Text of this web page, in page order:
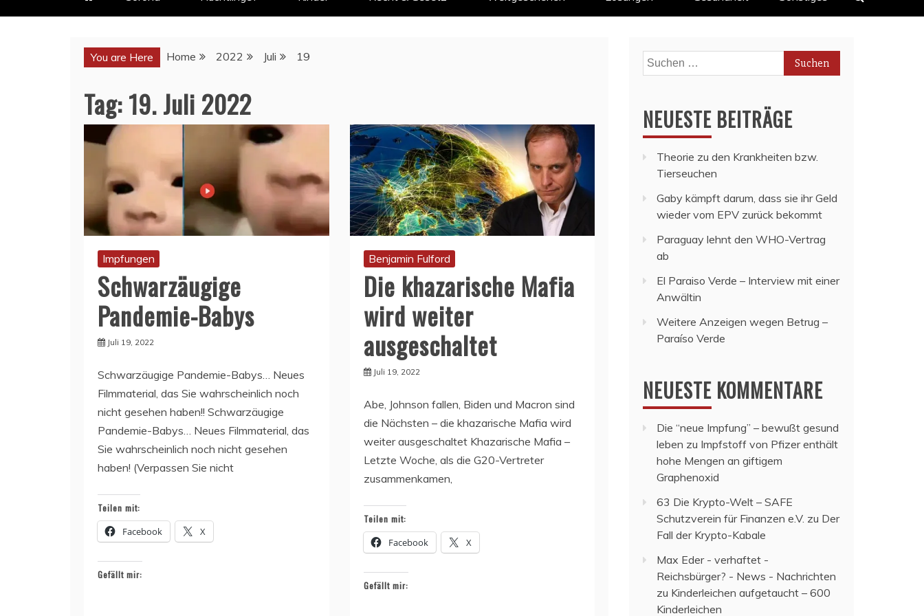
You are Here Home 2022 Juli 19
Tag:19. Juli 2022
Impfungen
Schwarzäugige
Pandemie-Babys
Juli 19, 2022
Schwarzäugige Pandemie-Babys… Neues
Filmmaterial, das Sie wahrscheinlich noch
nicht gesehen haben!! Schwarzäugige
Pandemie-Babys… Neues Filmmaterial, das
Sie wahrscheinlich noch nicht gesehen
haben! (Verpassen Sie nicht
Teilen mit:
Facebook X
Gefällt mir:
Benjamin Fulford
Die khazarische Mafia
wird weiter
ausgeschaltet
Juli 19, 2022
Abe, Johnson fallen, Biden und Macron sind
die Nächsten – die khazarische Mafia wird
weiter ausgeschaltet Khazarische Mafia –
Letzte Woche, als die G20-Vertreter
zusammenkamen,
Teilen mit:
Facebook X
Gefällt mir:
Suchen
nach:
NEUESTE BEITRÄGE
Theorie zu den Krankheiten bzw.
Tierseuchen
Gaby kämpft darum, dass sie ihr Geld
wieder vom EPV zurück bekommt
Paraguay lehnt den WHO-Vertrag
ab
El Paraiso Verde – Interview mit einer
Anwältin
Weitere Anzeigen wegen Betrug –
Paraíso Verde
NEUESTE KOMMENTARE
Die “neue Impfung” – bewußt gesund
leben zu Impfstoff von Pfizer enthält
hohe Mengen an giftigem
Graphenoxid
63 Die Krypto-Welt – SAFE
Schutzverein für Finanzen e.V. zu Der
Fall der Krypto-Kabale
Max Eder - verhaftet -
Reichsbürger? - News - Nachrichten
zu Kinderleichen aufgetaucht – 600
Kinderleichen